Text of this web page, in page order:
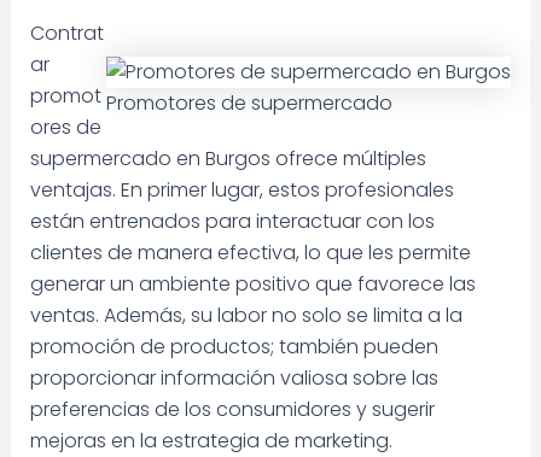
Promotores de supermercado
Contrat
ar
promot
ores de
supermercado en Burgos ofrece múltiples
ventajas. En primer lugar, estos profesionales
están entrenados para interactuar con los
clientes de manera efectiva, lo que les permite
generar un ambiente positivo que favorece las
ventas. Además, su labor no solo se limita a la
promoción de productos; también pueden
proporcionar información valiosa sobre las
preferencias de los consumidores y sugerir
mejoras en la estrategia de marketing.